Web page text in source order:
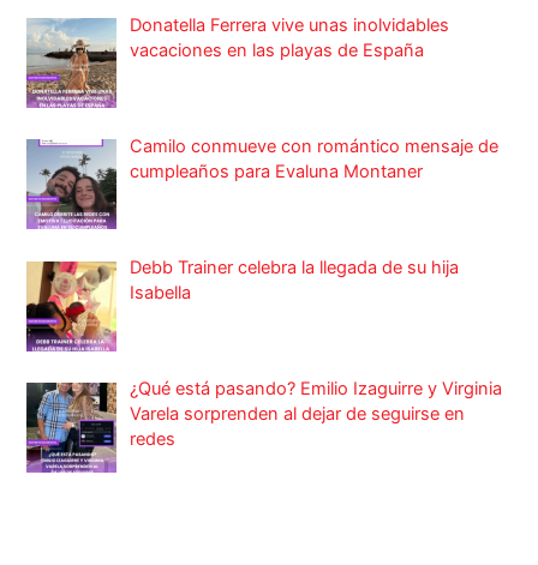
Donatella Ferrera vive unas inolvidables
vacaciones en las playas de España
Camilo conmueve con romántico mensaje de
cumpleaños para Evaluna Montaner
Debb Trainer celebra la llegada de su hija
Isabella
¿Qué está pasando? Emilio Izaguirre y Virginia
Varela sorprenden al dejar de seguirse en
redes